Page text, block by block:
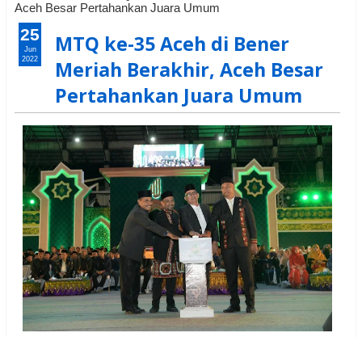
Aceh Besar Pertahankan Juara Umum
MTQ ke-35 Aceh di Bener
Meriah Berakhir, Aceh Besar
Pertahankan Juara Umum
25
Jun
2022